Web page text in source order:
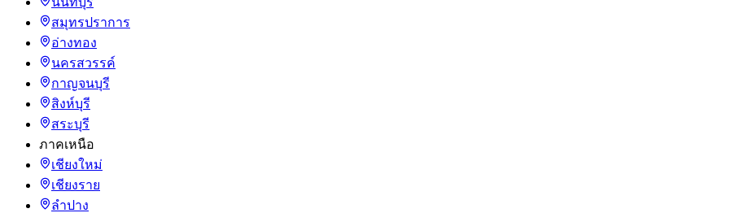
สมุทรปราการ
อ่างทอง
นครสวรรค์
กาญจนบุรี
สิงห์บุรี
สระบุรี
ภาคเหนือ
เชียงใหม่
เชียงราย
ลำปาง